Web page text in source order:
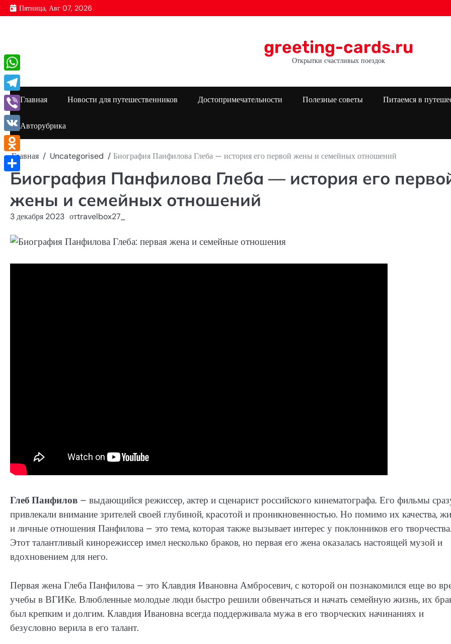
Перейти
к
Пятница, Авг 07, 2026
greeting-cards.ru
Открытки счастливых поездок
Главная Новости для путешественников Достопримечательности Полезные советы Питаемся в
Авторубрика
Главная Uncategorised Биография Панфилова Глеба — история его первой жены и семейных отношений
Биография Панфилова Глеба — история его
жены и семейных отношений
3 декабря 2023 отtravelbox27_
Глеб Панфилов – выдающийся режиссер, актер и сценарист российского кинематографа. Его фильмы
привлекали внимание зрителей своей глубиной, красотой и проникновенностью. Но помимо их качества,
и личные отношения Панфилова – это тема, которая также вызывает интерес у поклонников его творчества.
Этот талантливый кинорежиссер имел несколько браков, но первая его жена оказалась настоящей музой и
вдохновением для него.
Первая жена Глеба Панфилова – это Клавдия Ивановна Амбросевич, с которой он познакомился еще во
учебы в ВГИКе. Влюбленные молодые люди быстро решили обвенчаться и начать семейную жизнь, их
был крепким и долгим. Клавдия Ивановна всегда поддерживала мужа в его творческих начинаниях и
безусловно верила в его талант.
WhatsApp
Telegram
Viber
VK
Odnoklassniki
Отправить